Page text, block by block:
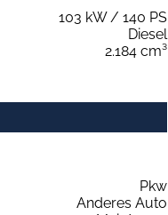
103 kW / 140 PS
Diesel
2.184 cm³
Pkw
Anderes Auto